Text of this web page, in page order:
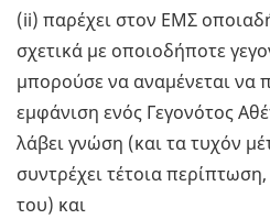
(ii) παρέχει στον ΕΜΣ
σχετικά με οποιοδήποτε
μπορούσε να αναμένεται να
εμφάνιση ενός Γεγονότος
λάβει γνώση (και τα τυχόν
συντρέχει τέτοια
του) και